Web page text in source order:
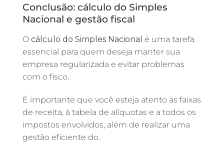
Conclusão: cálculo do Simples
Nacional e gestão fiscal
O cálculo do Simples Nacional é uma tarefa
essencial para quem deseja manter sua
empresa regularizada e evitar problemas
com o fisco.
É importante que você esteja atento às faixas
de receita, à tabela de alíquotas e a todos os
impostos envolvidos, além de realizar uma
gestão eficiente do.